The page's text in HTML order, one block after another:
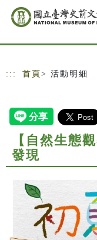
跳到主要內容
網站導覽
::: 首頁 > 活動明細
【自然生態
發現